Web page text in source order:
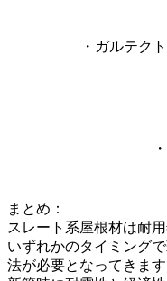
・ガルテク
まとめ：
スレート系屋根材は耐
いずれかのタイミング
法が必要となってきます